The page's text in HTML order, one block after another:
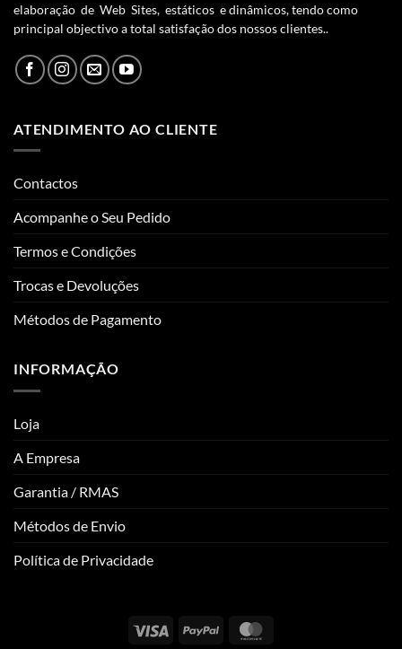
elaboração de Web Sites, estáticos e dinâmicos, tendo como
principal objectivo a total satisfação dos nossos clientes..
ATENDIMENTO AO CLIENTE
Contactos
Acompanhe o Seu Pedido
Termos e Condições
Trocas e Devoluções
Métodos de Pagamento
INFORMAÇÃO
Loja
A Empresa
Garantia / RMAS
Métodos de Envio
Política de Privacidade